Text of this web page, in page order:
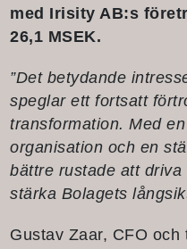
med Irisity AB:s
26,1 MSEK.
”Det betydande
speglar ett fortsatt
transformation. Med
organisation och en
bättre rustade att
stärka Bolagets
Gustav Zaar, CFO